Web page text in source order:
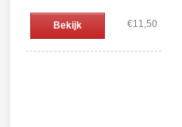
Bekijk €11,50